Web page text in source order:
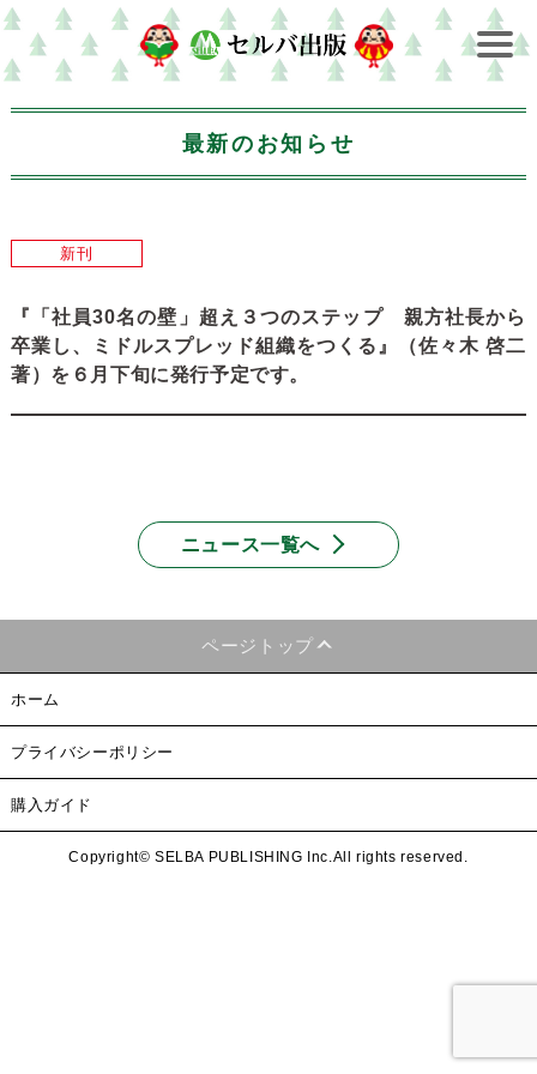
最新のお知らせ
新刊
『「社員30名の壁」超え３つのステップ 親方社長から
卒業し、ミドルスプレッド組織をつくる』（佐々木 啓二
著）を６月下旬に発行予定です。
ニュース一覧へ
ページトップ
ホーム
プライバシーポリシー
購入ガイド
Copyright© SELBA PUBLISHING Inc.All rights reserved.